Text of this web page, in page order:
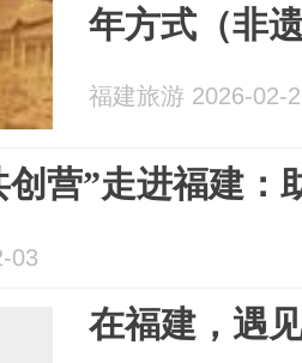
年方式（非
福建旅游 2026-02-
创营”走进福建：
03
在福建，遇